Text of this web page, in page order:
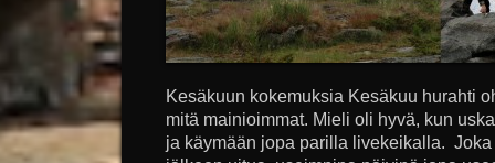
Kesäkuun kokemuksia Kesäkuu hurahti
mitä mainioimmat. Mieli oli hyvä, kun
ja käymään jopa parilla livekeikalla.